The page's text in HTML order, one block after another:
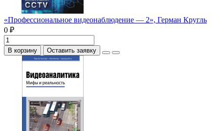
«Профессиональное видеонаблюдение — 2», Герман Кругль
0 ₽
В корзину Оставить заявку